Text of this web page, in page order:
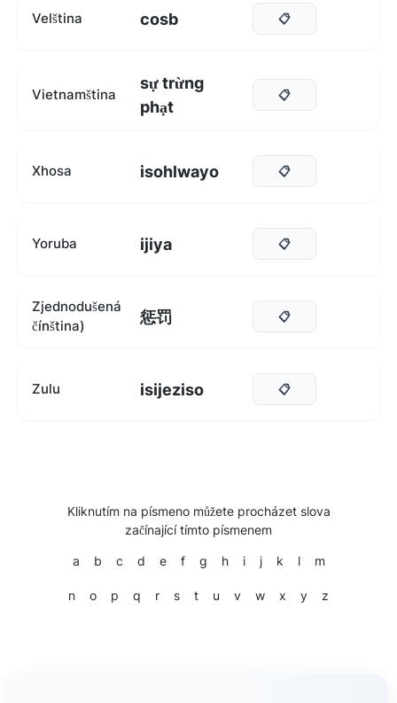
Velština cosb 📋
Vietnamština
sự trừng
phạt
📋
Xhosa isohlwayo 📋
Yoruba ijiya 📋
Zjednodušená
čínština)
惩罚 📋
Zulu isijeziso 📋
Kliknutím na písmeno můžete procházet slova
začínající tímto písmenem
a b c d e f g h i j k l m
n o p q r s t u v w x y z